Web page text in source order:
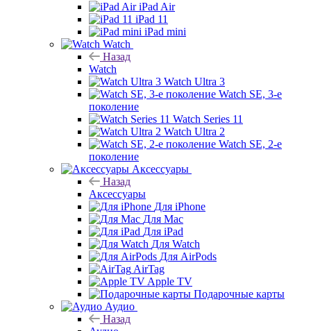
iPad Air
iPad 11
iPad mini
Watch
Назад
Watch
Watch Ultra 3
Watch SE, 3-е
поколение
Watch Series 11
Watch Ultra 2
Watch SE, 2-е
поколение
Аксессуары
Назад
Аксессуары
Для iPhone
Для Mac
Для iPad
Для Watch
Для AirPods
AirTag
Apple TV
Подарочные карты
Аудио
Назад